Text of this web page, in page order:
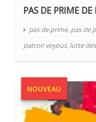
PAS DE PRIME
pas de prime, pas de
patron voyous, lutte
NOUVEAU